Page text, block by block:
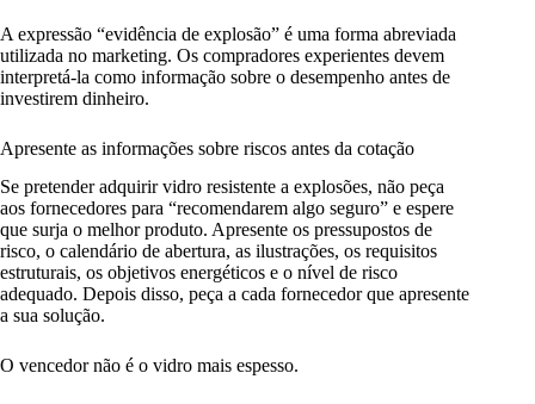
A expressão “evidência de explosão” é uma forma abreviada
utilizada no marketing. Os compradores experientes devem
interpretá-la como informação sobre o desempenho antes de
investirem dinheiro.
Apresente as informações sobre riscos antes da cotação
Se pretender adquirir vidro resistente a explosões, não peça
aos fornecedores para “recomendarem algo seguro” e espere
que surja o melhor produto. Apresente os pressupostos de
risco, o calendário de abertura, as ilustrações, os requisitos
estruturais, os objetivos energéticos e o nível de risco
adequado. Depois disso, peça a cada fornecedor que apresente
a sua solução.
O vencedor não é o vidro mais espesso.